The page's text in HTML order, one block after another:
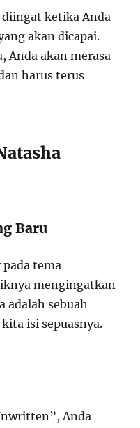
ketika Anda
akan dicapai.
Anda akan merasa
harus terus
Baru
tema
mengingatkan
adalah sebuah
isi sepuasnya.
Anda